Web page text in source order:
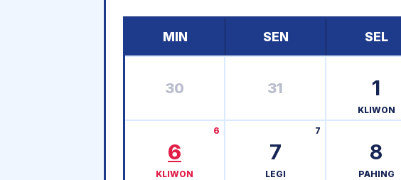
MIN SEN SEL
30 31 1
KLIWON
6
6
KLIWON
7
7
LEGI
8
PAHING